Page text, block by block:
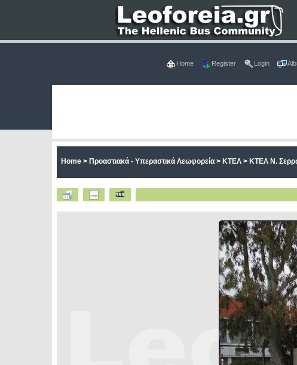
Home Register Login
Home > Προαστιακά - Υπεραστικά Λεωφορεία > ΚΤΕΛ > ΚΤΕΛ Ν.